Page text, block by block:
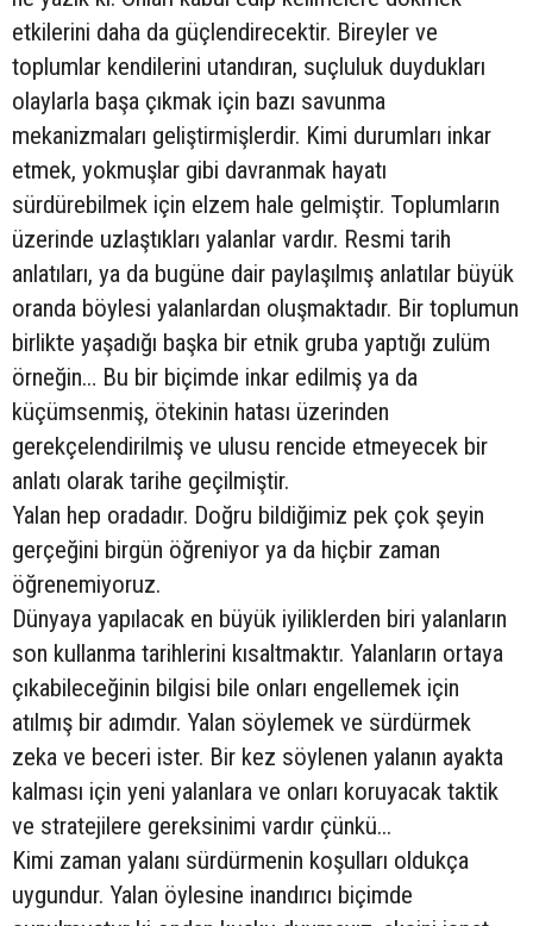
etkilerini daha da güçlendirecektir. Bireyler ve
toplumlar kendilerini utandıran, suçluluk duydukları
olaylarla başa çıkmak için bazı savunma
mekanizmaları geliştirmişlerdir. Kimi durumları inkar
etmek, yokmuşlar gibi davranmak hayatı
sürdürebilmek için elzem hale gelmiştir. Toplumların
üzerinde uzlaştıkları yalanlar vardır. Resmi tarih
anlatıları, ya da bugüne dair paylaşılmış anlatılar büyük
oranda böylesi yalanlardan oluşmaktadır. Bir toplumun
birlikte yaşadığı başka bir etnik gruba yaptığı zulüm
örneğin… Bu bir biçimde inkar edilmiş ya da
küçümsenmiş, ötekinin hatası üzerinden
gerekçelendirilmiş ve ulusu rencide etmeyecek bir
anlatı olarak tarihe geçilmiştir.
Yalan hep oradadır. Doğru bildiğimiz pek çok şeyin
gerçeğini birgün öğreniyor ya da hiçbir zaman
öğrenemiyoruz.
Dünyaya yapılacak en büyük iyiliklerden biri yalanların
son kullanma tarihlerini kısaltmaktır. Yalanların ortaya
çıkabileceğinin bilgisi bile onları engellemek için
atılmış bir adımdır. Yalan söylemek ve sürdürmek
zeka ve beceri ister. Bir kez söylenen yalanın ayakta
kalması için yeni yalanlara ve onları koruyacak taktik
ve stratejilere gereksinimi vardır çünkü...
Kimi zaman yalanı sürdürmenin koşulları oldukça
uygundur. Yalan öylesine inandırıcı biçimde